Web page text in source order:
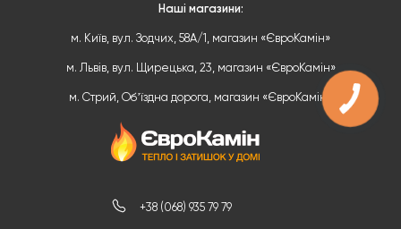
+38 (068) 935 79 79
Наші магазини:
м. Київ, вул. Зодчих, 58А/1, магазин «ЄвроКамін»
м. Львів, вул. Щирецька, 23, магазин «ЄвроКамін»
м. Стрий, Обʼїздна дорога, магазин «ЄвроКамін»